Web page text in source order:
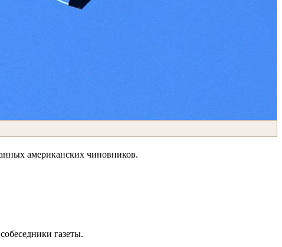
американских чиновников.
газеты.